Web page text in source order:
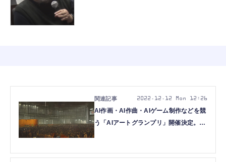
AI作画・AI作曲・AIゲーム制作などを競
う「AIアートグランプリ」開催決定。グ
2022.12.12 Mon 12:26